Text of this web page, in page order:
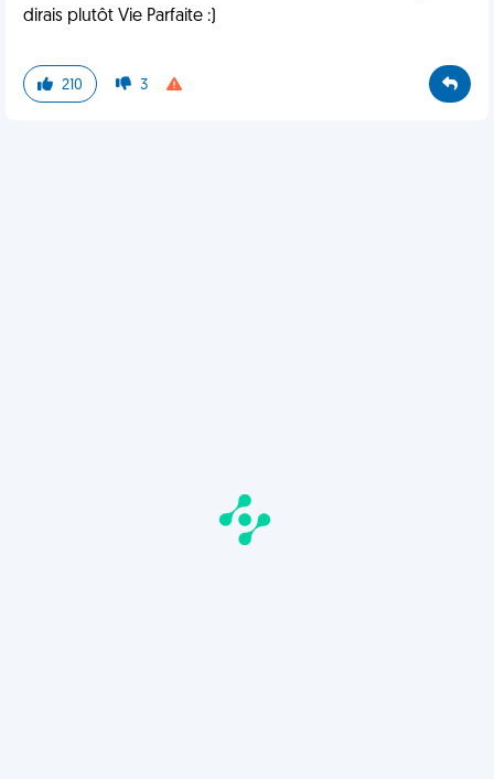
dirais plutôt Vie Parfaite :)
210 3